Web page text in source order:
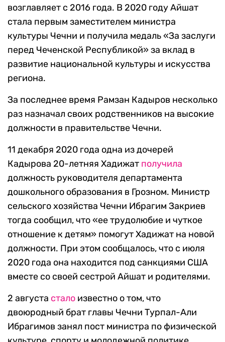
возглавляет с 2016 года. В 2020 году Айшат
стала первым заместителем министра
культуры Чечни и получила медаль «За заслуги
перед Чеченской Республикой» за вклад в
развитие национальной культуры и искусства
региона.
За последнее время Рамзан Кадыров несколько
раз назначал своих родственников на высокие
должности в правительстве Чечни.
11 декабря 2020 года одна из дочерей
Кадырова 20-летняя Хадижат получила
должность руководителя департамента
дошкольного образования в Грозном. Министр
сельского хозяйства Чечни Ибрагим Закриев
тогда сообщил, что «ее трудолюбие и чуткое
отношение к детям» помогут Хадижат на новой
должности. При этом сообщалось, что с июля
2020 года она находится под санкциями США
вместе со своей сестрой Айшат и родителями.
2 августа стало известно о том, что
двоюродный брат главы Чечни Турпал-Али
Ибрагимов занял пост министра по физической